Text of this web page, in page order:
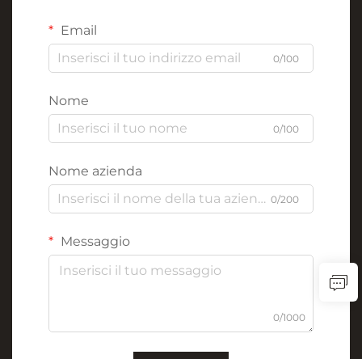
Email
0/100
Nome
0/100
Nome azienda
0/200
Messaggio
0/1000